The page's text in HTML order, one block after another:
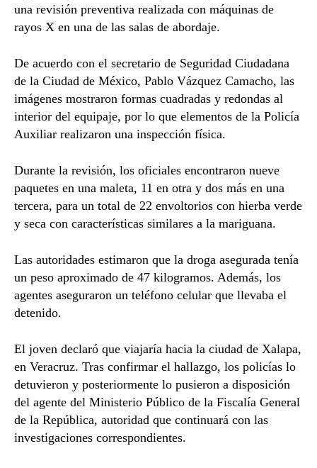
una revisión preventiva realizada con máquinas de
rayos X en una de las salas de abordaje.
De acuerdo con el secretario de Seguridad Ciudadana
de la Ciudad de México, Pablo Vázquez Camacho, las
imágenes mostraron formas cuadradas y redondas al
interior del equipaje, por lo que elementos de la Policía
Auxiliar realizaron una inspección física.
Durante la revisión, los oficiales encontraron nueve
paquetes en una maleta, 11 en otra y dos más en una
tercera, para un total de 22 envoltorios con hierba verde
y seca con características similares a la mariguana.
Las autoridades estimaron que la droga asegurada tenía
un peso aproximado de 47 kilogramos. Además, los
agentes aseguraron un teléfono celular que llevaba el
detenido.
El joven declaró que viajaría hacia la ciudad de Xalapa,
en Veracruz. Tras confirmar el hallazgo, los policías lo
detuvieron y posteriormente lo pusieron a disposición
del agente del Ministerio Público de la Fiscalía General
de la República, autoridad que continuará con las
investigaciones correspondientes.